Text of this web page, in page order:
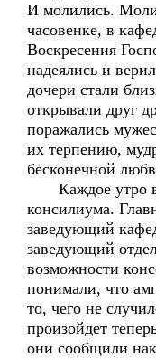
И молились.
часовенке, в
Воскресения
надеялись и
дочери стали
открывали друг
поражались
их терпению,
Каждое утро в
консилиума.
заведующий
заведующий
возможности
понимали, что
то, чего не
произойдет
они сообщили